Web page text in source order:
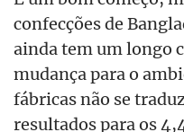
confecções de
ainda tem um longo
mudança para o
fábricas não se
resultados para os